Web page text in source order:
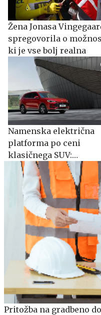
Žena Jonasa
spregovorila o
ki je vse bolj realna
Namenska električna
platforma po ceni
klasičnega SUV:
spoznajte MG S5 EV
Pritožba na gradbeno